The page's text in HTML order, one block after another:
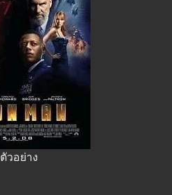
ตัวอย่าง